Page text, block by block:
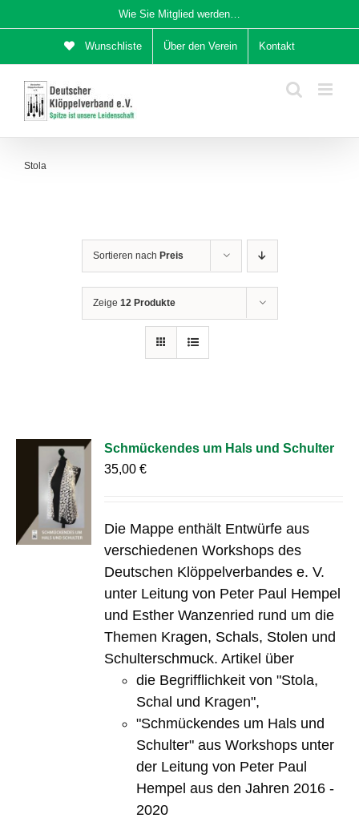
Inhalt
Wie Sie Mitglied werden…
Wunschliste Über den Verein Kontakt
Stola
Sortieren nach Preis
Zeige 12 Produkte
Schmückendes um Hals und Schulter
35,00€
Die Mappe enthält Entwürfe aus
verschiedenen Workshops des
Deutschen Klöppelverbandes e. V.
unter Leitung von Peter Paul Hempel
und Esther Wanzenried rund um die
Themen Kragen, Schals, Stolen und
Schulterschmuck. Artikel über
die Begrifflichkeit von "Stola,
Schal und Kragen",
"Schmückendes um Hals und
Schulter" aus Workshops unter
der Leitung von Peter Paul
Hempel aus den Jahren 2016 -
2020